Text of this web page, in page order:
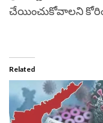
చేయించుకోవాలని
Related